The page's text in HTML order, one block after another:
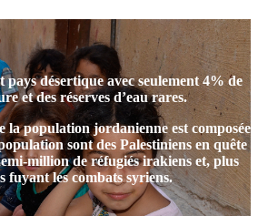
désertique avec seulement 4% de
et des réserves d’eau rares.
population jordanienne est composée
sont des Palestiniens en quête
million de réfugiés irakiens et, plus
fuyant les combats syriens.